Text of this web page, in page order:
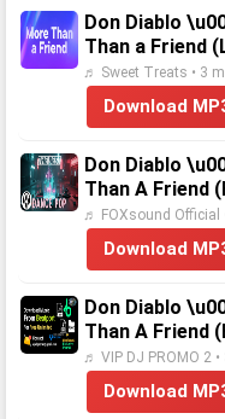
Don Diablo
Than a Friend
♬ Sweet Treats • 3
Download
Don Diablo
Than A Friend
♬ FOXsound Official
Download
Don Diablo
Than A Friend
♬ VIP DJ PROMO 2
Download